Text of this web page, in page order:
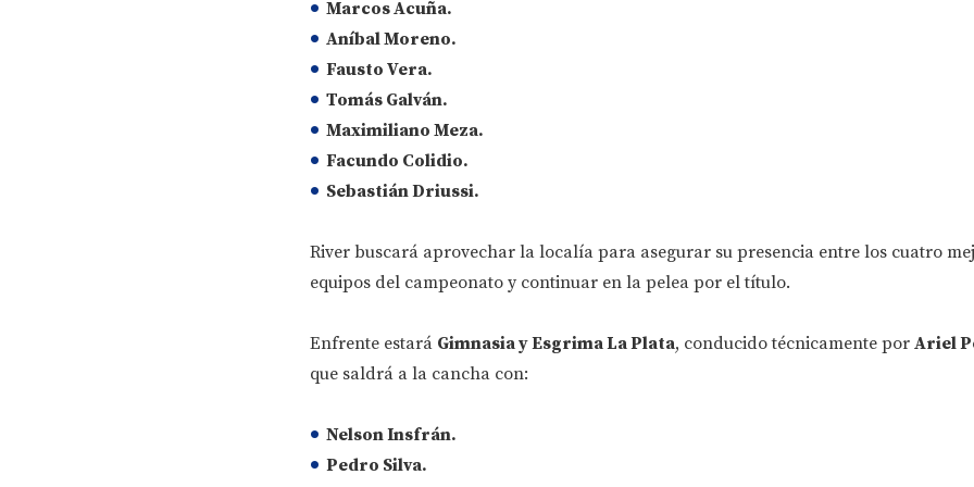
Marcos Acuña.
Aníbal Moreno.
Fausto Vera.
Tomás Galván.
Maximiliano Meza.
Facundo Colidio.
Sebastián Driussi.
River buscará aprovechar la localía para asegurar su presencia entre los cuatro
equipos del campeonato y continuar en la pelea por el título.
Enfrente estará Gimnasia y Esgrima La Plata, conducido técnicamente por Ariel
que saldrá a la cancha con:
Nelson Insfrán.
Pedro Silva.